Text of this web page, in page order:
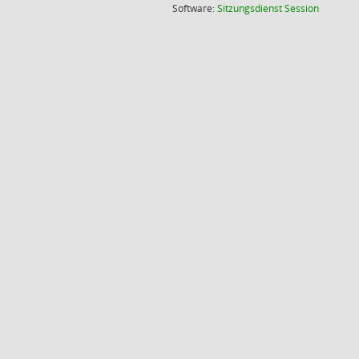
Software:SitzungsdienstSession(Wird in